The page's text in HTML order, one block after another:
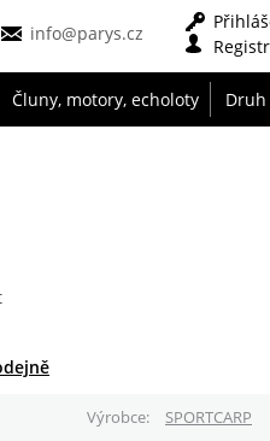
info@parys.cz
Čluny, motory, echoloty
Výrobce
SPORTCARP